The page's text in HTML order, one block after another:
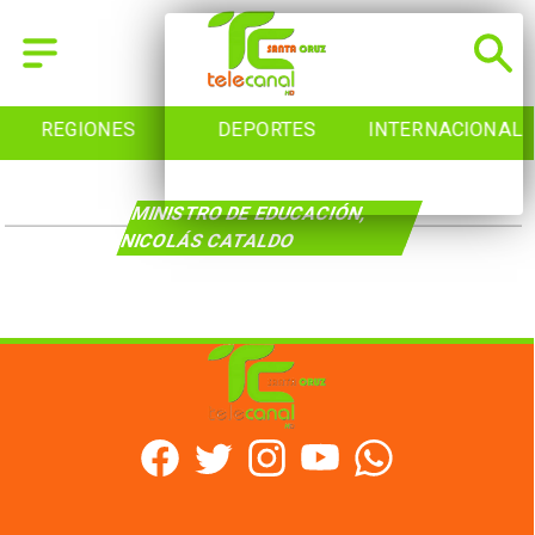
REGIONES DEPORTES INTERNACIONAL
MINISTRO DE EDUCACIÓN,
NICOLÁS CATALDO